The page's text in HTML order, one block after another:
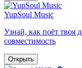
YupSoul Music
Узнай, как поёт твоя
совместимость
Открыть